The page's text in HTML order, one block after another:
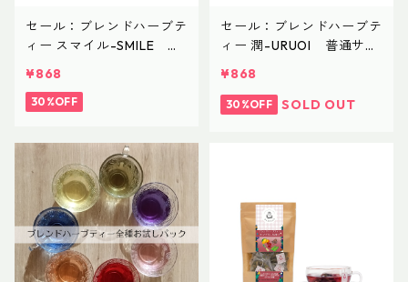
セール：ブレンドハーブテ
ィー スマイル-SMILE 普
¥868
30%OFF
セール：ブレンドハーブテ
ィー 潤-URUOI 普通サイ
¥868
30%OFF SOLD OUT